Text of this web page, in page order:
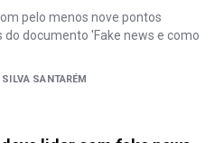
pelo menos nove pontos
documento 'Fake news e como
SANTARÉM